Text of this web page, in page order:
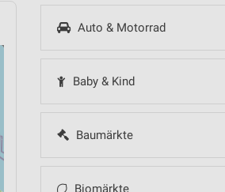
Auto & Motorrad
Baby & Kind
Baumärkte
Biomärkte